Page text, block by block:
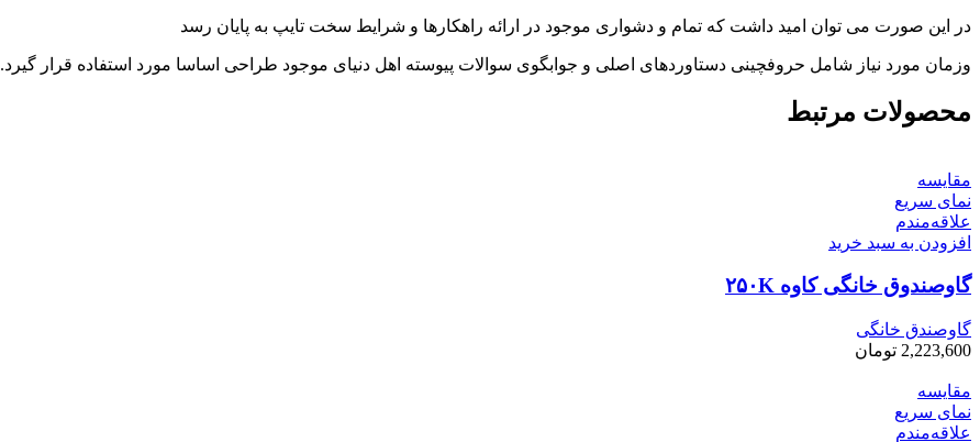
در این صورت می توان امید داشت که تمام و دشواری موجود در ارائه راهکارها و شرایط سخت تایپ به پایان رسد
وزمان مورد نیاز شامل حروفچینی دستاوردهای اصلی و جوابگوی سوالات پیوسته اهل دنیای موجود طراحی اساسا مورد استفاده قرار گیرد.
محصولات مرتبط
مقایسه
نمای سریع
علاقه‌مندم
افزودن به سبد خرید
گاوصندوق خانگی کاوه ۲۵۰K
گاوصندق خانگی
2,223,600 تومان
مقایسه
نمای سریع
علاقه‌مندم